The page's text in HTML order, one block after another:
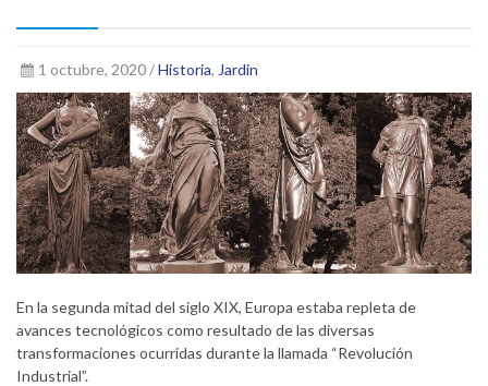
1 octubre, 2020 /Historia, Jardin
En la segunda mitad del siglo XIX, Europa estaba repleta de
avances tecnológicos como resultado de las diversas
transformaciones ocurridas durante la llamada “Revolución
Industrial”.